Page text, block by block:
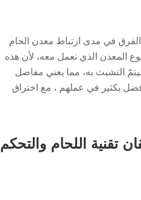
في مدى ارتباط معدن الحام
المعدن الذي نعمل معه، لأن هذه
التشبث به، مما يعني مفاصل
بكثير في عملهم ، مع اختراق
تقنية اللحام والتحكم